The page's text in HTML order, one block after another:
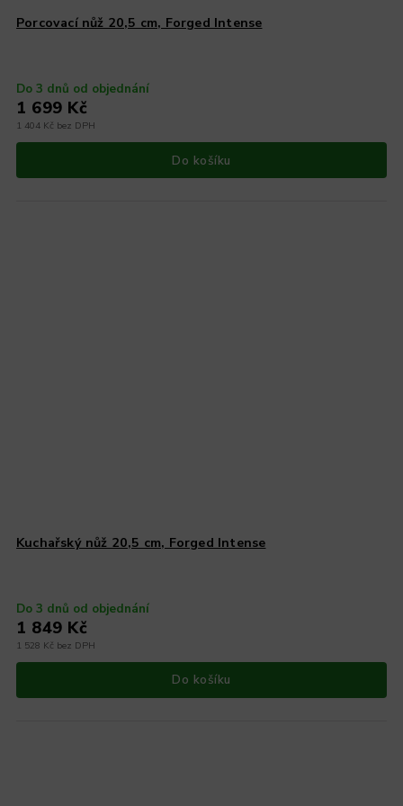
Porcovací nůž 20,5 cm, Forged Intense
Do 3 dnů od objednání
1 404 Kč bez DPH
1 699 Kč
Do košíku
Kuchařský nůž 20,5 cm, Forged Intense
Do 3 dnů od objednání
1 528 Kč bez DPH
1 849 Kč
Do košíku